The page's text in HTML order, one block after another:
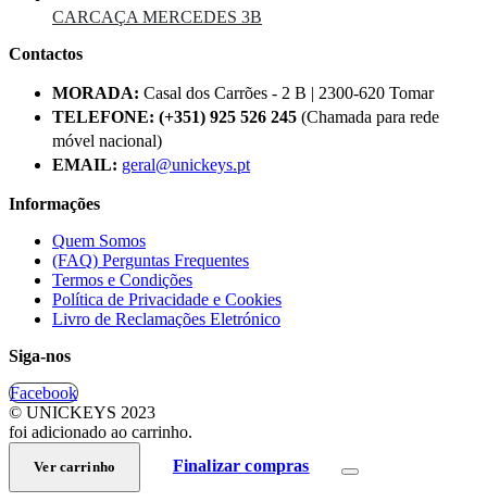
CARCAÇA MERCEDES 3B
Contactos
MORADA: Casal dos Carrões - 2 B | 2300-620 Tomar
TELEFONE: (+351) 925 526 245 (Chamada para rede
móvel nacional)
EMAIL: geral@unickeys.pt
Informações
Quem Somos
(FAQ) Perguntas Frequentes
Termos e Condições
Política de Privacidade e Cookies
Livro de Reclamações Eletrónico
Siga-nos
Facebook
© UNICKEYS 2023
foi adicionado ao carrinho.
Ver carrinho Finalizar compras